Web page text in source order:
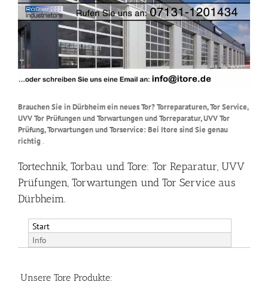
Brauchen Sie in Dürbheim ein neues Tor? Torreparaturen, Tor Service,
UVV Tor Prüfungen und Torwartungen und Torreparatur, UVV Tor
Prüfung, Torwartungen und Torservice: Bei Itore sind Sie genau
richtig.
Tortechnik, Torbau und Tore: Tor Reparatur, UVV
Prüfungen, Torwartungen und Tor Service aus
Dürbheim.
Start
Info
Unsere Tore Produkte: